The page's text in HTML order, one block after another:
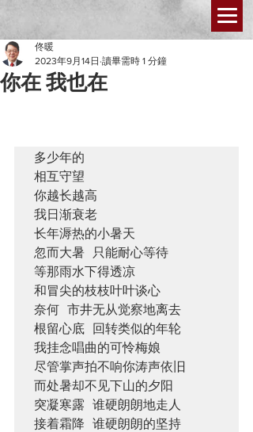
你在 我也在
佟暖
2023年9月14日 讀畢需時 1 分鐘
多少年的
相互守望
你越长越高
我日渐衰老
长年溽热的小暑天
忽而大暑 只能耐心等待
等那雨水下得透凉
和冒尖的枝枝叶叶谈心
奈何 市井无从觉察地离去
根留心底 回转类似的年轮
我挂念唱曲的可怜梅娘
尽管掌声拍不响你涛声依旧
而处暑却不见下山的夕阳
突凝寒露 谁硬朗朗地走人
接着霜降 谁硬朗朗的坚持